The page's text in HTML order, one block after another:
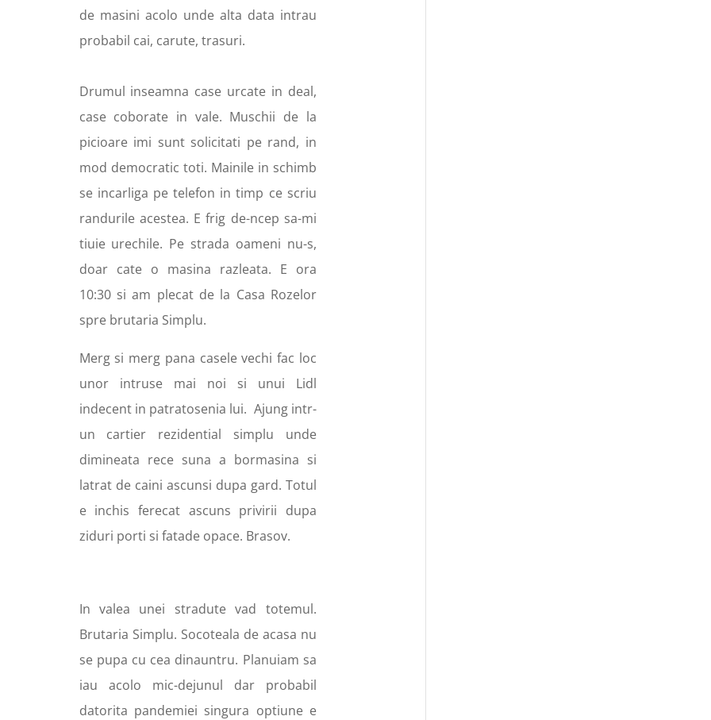
de masini acolo unde alta data intrau
probabil cai, carute, trasuri.
Drumul inseamna case urcate in deal,
case coborate in vale. Muschii de la
picioare imi sunt solicitati pe rand, in
mod democratic toti. Mainile in schimb
se incarliga pe telefon in timp ce scriu
randurile acestea. E frig de-ncep sa-mi
tiuie urechile. Pe strada oameni nu-s,
doar cate o masina razleata. E ora
10:30 si am plecat de la Casa Rozelor
spre brutaria Simplu.
Merg si merg pana casele vechi fac loc
unor intruse mai noi si unui Lidl
indecent in patratosenia lui. Ajung intr-
un cartier rezidential simplu unde
dimineata rece suna a bormasina si
latrat de caini ascunsi dupa gard. Totul
e inchis ferecat ascuns privirii dupa
ziduri porti si fatade opace. Brasov.
In valea unei stradute vad totemul.
Brutaria Simplu. Socoteala de acasa nu
se pupa cu cea dinauntru. Planuiam sa
iau acolo mic-dejunul dar probabil
datorita pandemiei singura optiune e